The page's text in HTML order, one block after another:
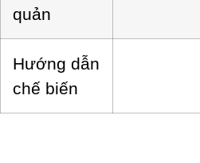
quản
Hướng dẫn
chế biến